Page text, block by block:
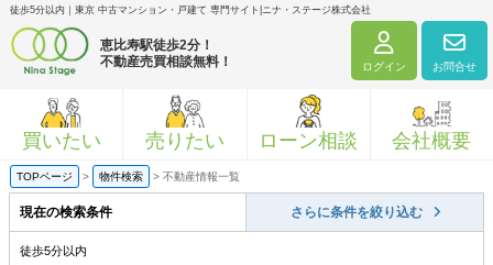
徒歩5分以内｜東京 中古マンション・戸建て 専門サイト|ニナ・ステージ株式会社
恵比寿駅徒歩2分！
不動産売買相談無料！
ログイン お問合せ
買いたい 売りたい ローン相談 会社概要
TOPページ > 物件検索 > 不動産情報一覧
現在の検索条件 さらに条件を絞り込む
徒歩5分以内